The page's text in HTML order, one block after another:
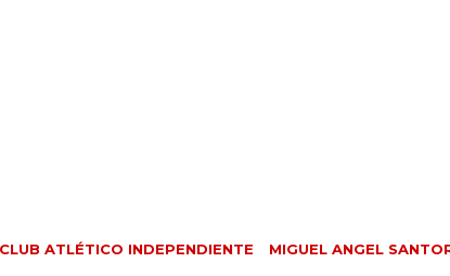
CLUB ATLÉTICO INDEPENDIENTE MIGUEL ANGEL